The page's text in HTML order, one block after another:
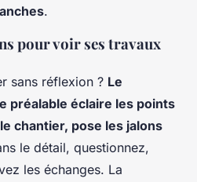
.
pour voir ses travaux
sans réflexion ? Le
préalable éclaire les points
chantier, pose les jalons
le détail, questionnez,
les échanges. La